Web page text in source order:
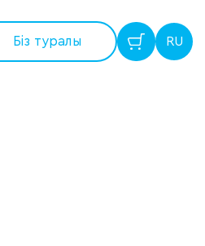
Бiз туралы RU